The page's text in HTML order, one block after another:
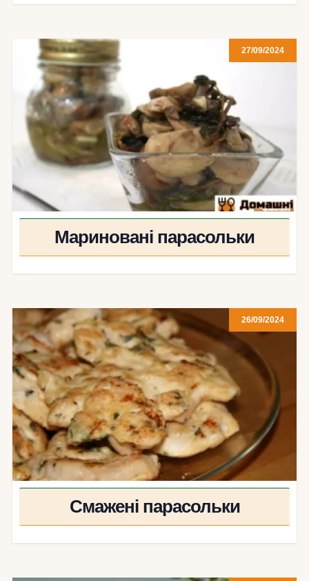
27/09/2024
Мариновані парасольки
26/09/2024
Смажені парасольки